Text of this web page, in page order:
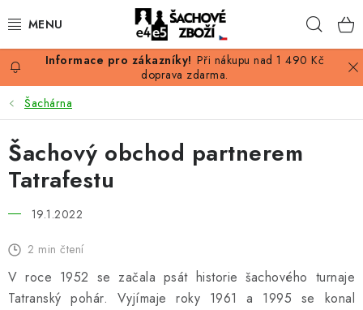
na
AKCE
ŠACHY
ŠACHOVÉ FIGURKY
ŠACHOVÉ KNIHY
Při nákupu nad 1 490 Kč
doprava zdarma.
Šachárna
Šachový obchod partnerem
Tatrafestu
19.1.2022
2 min čtení
V roce 1952 se začala psát historie šachového turnaje
Tatranský pohár. Vyjímaje roky 1961 a 1995 se konal